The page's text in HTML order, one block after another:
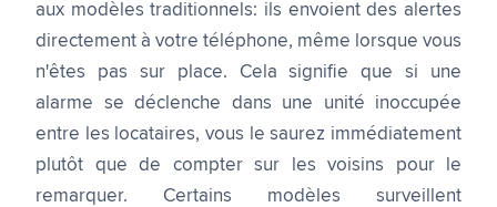
aux modèles traditionnels: ils envoient des alertes
directement à votre téléphone, même lorsque vous
n'êtes pas sur place. Cela signifie que si une
alarme se déclenche dans une unité inoccupée
entre les locataires, vous le saurez immédiatement
plutôt que de compter sur les voisins pour le
remarquer. Certains modèles surveillent